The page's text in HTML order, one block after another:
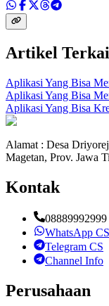
Artikel
Aplikasi Yang Bisa
Aplikasi Yang Bisa
Aplikasi Yang Bisa
Alamat : Desa
Magetan, Prov. Jawa
Kontak
08889992999
WhatsApp CS
Telegram CS
Channel Info
Perusahaan